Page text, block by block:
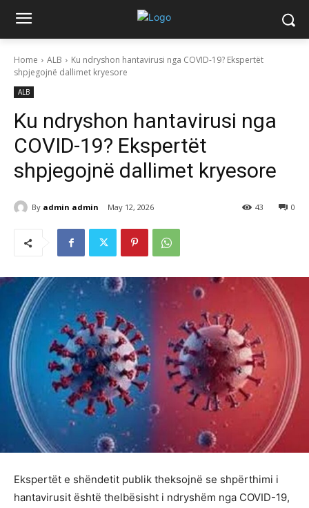
Home ALB
Ku ndryshon hantavirusi nga COVID-19? Ekspertët
shpjegojnë dallimet kryesore
ALB
Ku ndryshon hantavirusi nga
COVID-19? Ekspertët
shpjegojnë dallimet kryesore
By admin admin May 12, 2026 0
43
Ekspertët e shëndetit publik theksojnë se shpërthimi i
hantavirusit është thelbësisht i ndryshëm nga COVID-19,